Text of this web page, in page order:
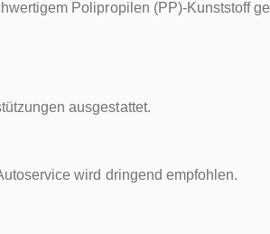
Polipropilen (PP)-Kunststoff
ausgestattet.
wird dringend empfohlen.